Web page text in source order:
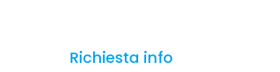
Richiesta info